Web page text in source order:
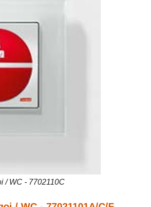
/ WC - 7702110C